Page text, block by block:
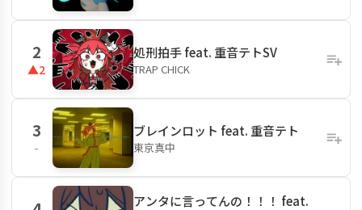
2
▲2
処刑拍手 feat. 重音テトSV
TRAP CHICK
3
-
ブレインロット feat. 重音テト
東京真中
アンタに言ってんの！！！ feat.